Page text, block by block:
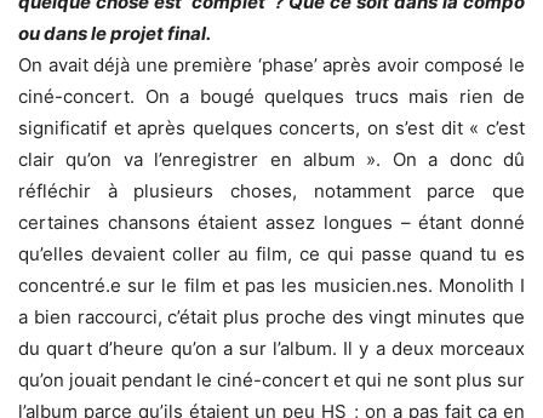
ou dans le projet final.
On avait déjà une première ‘phase’ après avoir composé le
ciné-concert. On a bougé quelques trucs mais rien de
significatif et après quelques concerts, on s’est dit « c’est
clair qu’on va l’enregistrer en album ». On a donc dû
réfléchir à plusieurs choses, notamment parce que
certaines chansons étaient assez longues – étant donné
qu’elles devaient coller au film, ce qui passe quand tu es
concentré.e sur le film et pas les musicien.nes. Monolith I
a bien raccourci, c’était plus proche des vingt minutes que
du quart d’heure qu’on a sur l’album. Il y a deux morceaux
qu’on jouait pendant le ciné-concert et qui ne sont plus sur
l’album parce qu’ils étaient un peu HS ; on a pas fait ça en